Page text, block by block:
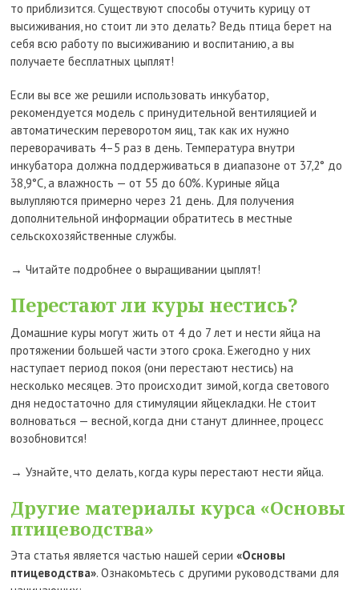
то приблизится. Существуют способы отучить курицу от
высиживания, но стоит ли это делать? Ведь птица берет на
себя всю работу по высиживанию и воспитанию, а вы
получаете бесплатных цыплят!
Если вы все же решили использовать инкубатор,
рекомендуется модель с принудительной вентиляцией и
автоматическим переворотом яиц, так как их нужно
переворачивать 4–5 раз в день. Температура внутри
инкубатора должна поддерживаться в диапазоне от 37,2° до
38,9°C, а влажность — от 55 до 60%. Куриные яйца
вылупляются примерно через 21 день. Для получения
дополнительной информации обратитесь в местные
сельскохозяйственные службы.
→ Читайте подробнее о выращивании цыплят!
Перестают ли куры нестись?
Домашние куры могут жить от 4 до 7 лет и нести яйца на
протяжении большей части этого срока. Ежегодно у них
наступает период покоя (они перестают нестись) на
несколько месяцев. Это происходит зимой, когда светового
дня недостаточно для стимуляции яйцекладки. Не стоит
волноваться — весной, когда дни станут длиннее, процесс
возобновится!
→ Узнайте, что делать, когда куры перестают нести яйца.
Другие материалы курса «Основы
птицеводства»
Эта статья является частью нашей серии«Основы
птицеводства». Ознакомьтесь с другими руководствами для